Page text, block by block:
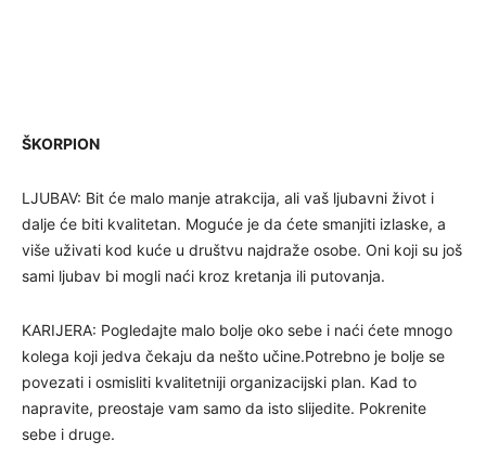
ŠKORPION
LJUBAV: Bit će malo manje atrakcija, ali vaš ljubavni život i
dalje će biti kvalitetan. Moguće je da ćete smanjiti izlaske, a
više uživati kod kuće u društvu najdraže osobe. Oni koji su još
sami ljubav bi mogli naći kroz kretanja ili putovanja.
KARIJERA: Pogledajte malo bolje oko sebe i naći ćete mnogo
kolega koji jedva čekaju da nešto učine.Potrebno je bolje se
povezati i osmisliti kvalitetniji organizacijski plan. Kad to
napravite, preostaje vam samo da isto slijedite. Pokrenite
sebe i druge.